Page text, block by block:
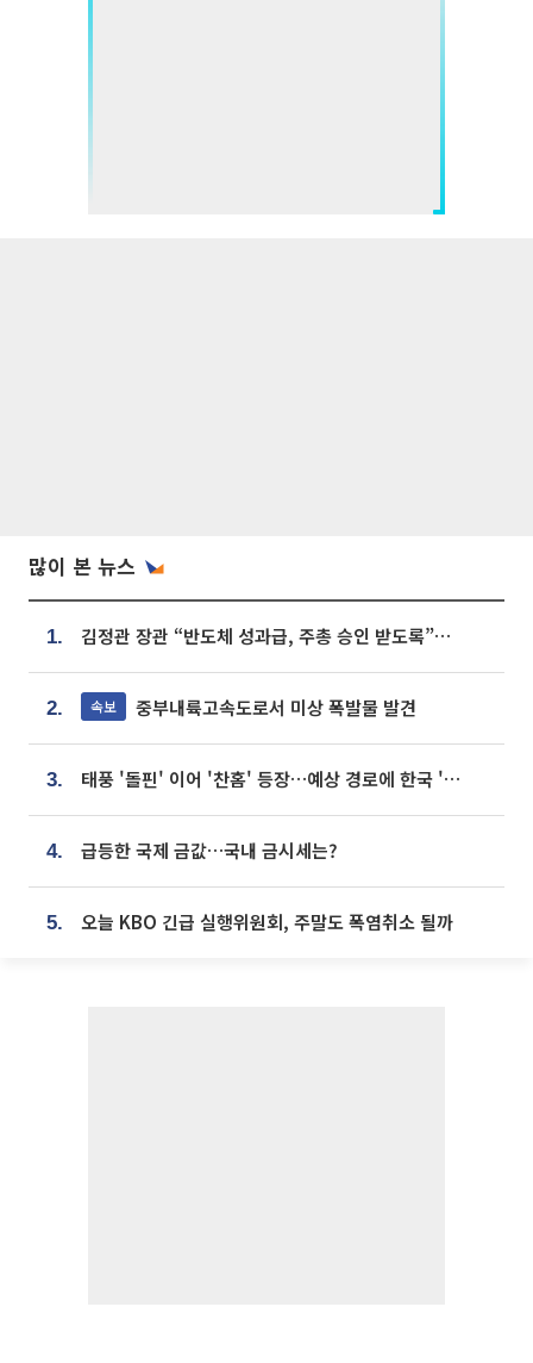
많이 본 뉴스
1. 김정관 장관 “반도체 성과급, 주총 승인 받도록”…상법·자본시장법 개정 시사
2. 속보 중부내륙고속도로서 미상 폭발물 발견
3. 태풍 '돌핀' 이어 '찬홈' 등장…예상 경로에 한국 '한숨'
4. 급등한 국제 금값…국내 금시세는?
5. 오늘 KBO 긴급 실행위원회, 주말도 폭염취소 될까